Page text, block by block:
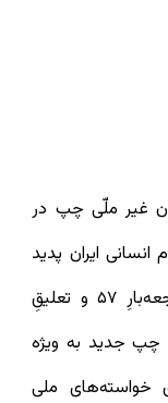
غیر ملّی چپ در
ایران پدید
آورد و در نقش جاده‌صاف‌کنِ انقلابِ فاجعه‌بارِ ۵۷ و تعلیقِ
چپ جدید به ویژه
خواسته‌های ملی